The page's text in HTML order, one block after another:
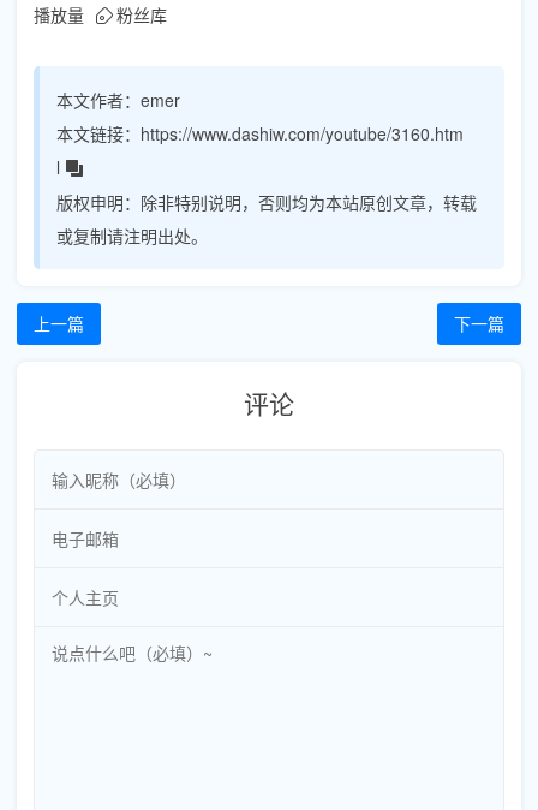
播放量
粉丝库
本文作者： emer
本文链接： https://www.dashiw.com/youtube/3160.htm
l
版权申明： 除非特别说明，否则均为本站原创文章，转载
或复制请注明出处。
上一篇 下一篇
评论